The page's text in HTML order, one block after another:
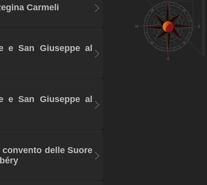
Carmeli
e San Giuseppe al
e San Giuseppe al
delle Suore